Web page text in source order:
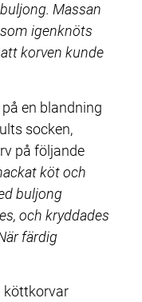
Massan
igenknöts
korven kunde
en blandning
socken,
på följande
köt och
buljong
och kryddades
färdig
köttkorvar